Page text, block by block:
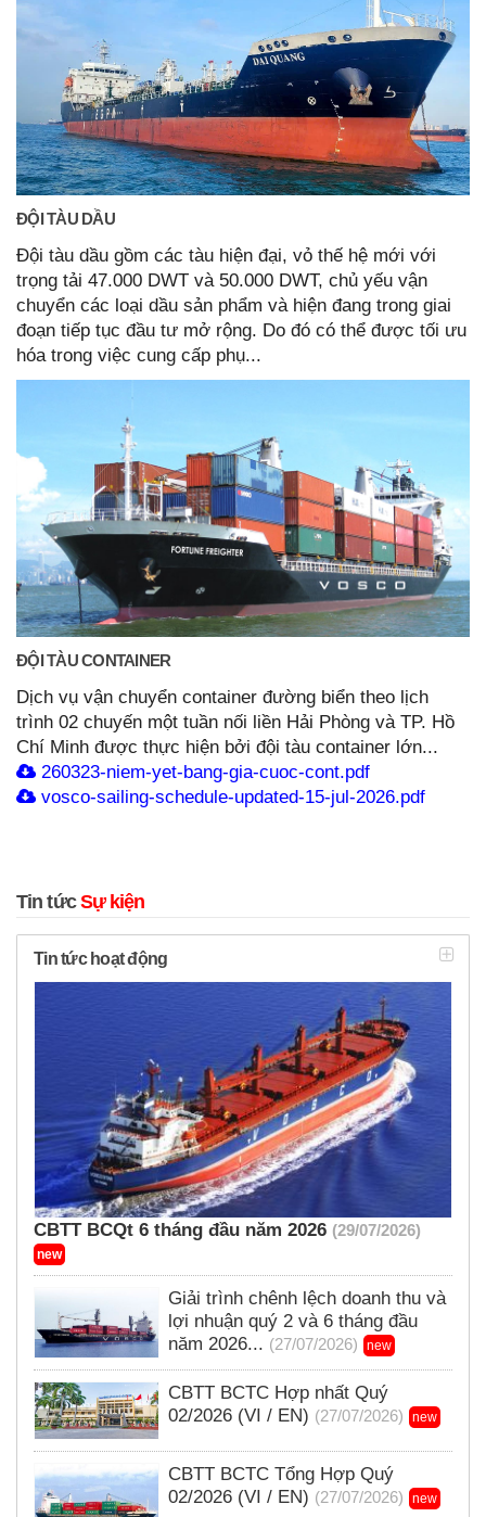
ĐỘI TÀU DẦU
Đội tàu dầu gồm các tàu hiện đại, vỏ thế hệ mới với
trọng tải 47.000 DWT và 50.000 DWT, chủ yếu vận
chuyển các loại dầu sản phẩm và hiện đang trong giai
đoạn tiếp tục đầu tư mở rộng. Do đó có thể được tối ưu
hóa trong việc cung cấp phụ...
ĐỘI TÀU CONTAINER
Dịch vụ vận chuyển container đường biển theo lịch
trình 02 chuyến một tuần nối liền Hải Phòng và TP. Hồ
Chí Minh được thực hiện bởi đội tàu container lớn...
260323-niem-yet-bang-gia-cuoc-cont.pdf
vosco-sailing-schedule-updated-15-jul-2026.pdf
Tin tứcSự kiện
Tin tức hoạt động
CBTT BCQt 6 tháng đầu năm 2026 (29/07/2026)
new
Giải trình chênh lệch doanh thu và
lợi nhuận quý 2 và 6 tháng đầu
năm 2026... (27/07/2026) new
CBTT BCTC Hợp nhất Quý
02/2026 (VI / EN) (27/07/2026) new
CBTT BCTC Tổng Hợp Quý
02/2026 (VI / EN) (27/07/2026) new